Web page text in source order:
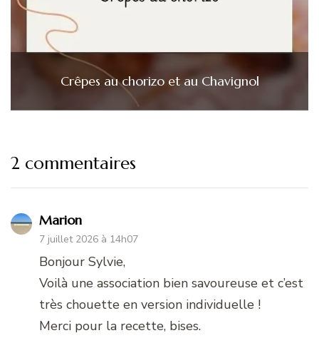
Crêpes au chorizo et au Chavignol
2 commentaires
Marion
7 juillet 2026 à 14h07
Bonjour Sylvie,
Voilà une association bien savoureuse et c’est
très chouette en version individuelle !
Merci pour la recette, bises.